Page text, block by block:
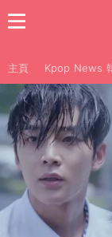
主頁 Kpop News